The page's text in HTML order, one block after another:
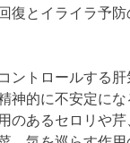
復とイライラ予
ントロールする
神的に不安定に
のあるセロリや芹